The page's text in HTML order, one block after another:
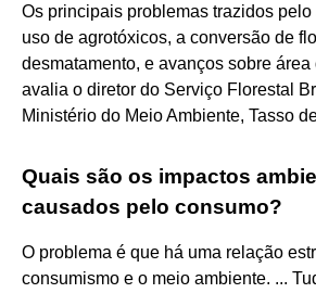
Os principais problemas trazidos
uso de agrotóxicos, a conversão de
desmatamento, e avanços sobre
avalia o diretor do Serviço Florestal
Ministério do Meio Ambiente, Tasso
Quais são os impactos
causados pelo consumo?
O problema é que há uma relação
consumismo e o meio ambiente. ...